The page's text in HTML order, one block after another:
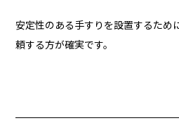
安定性のある手すりを設置するため
頼する方が確実です。